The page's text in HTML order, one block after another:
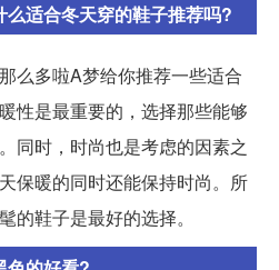
适合冬天穿的鞋子推荐吗?
么多啦A梦给你推荐一些适合
性是最重要的，选择那些能够
同时，时尚也是考虑的因素之
保暖的同时还能保持时尚。所
的鞋子是最好的选择。